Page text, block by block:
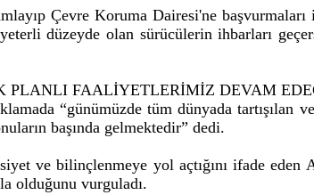
Çevre Koruma Dairesi'ne
düzeyde olan sürücülerin ihbarları
PLANLI FAALİYETLERİMİZ DEVAM
“günümüzde tüm dünyada tartışılan
başında gelmektedir” dedi.
ve bilinçlenmeye yol açtığını ifade
olduğunu vurguladı.